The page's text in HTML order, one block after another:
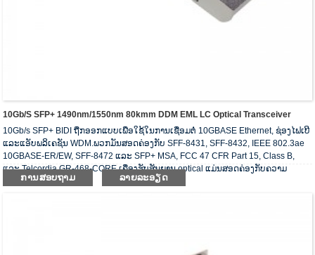
10Gb/s SFP+ 1490nm/1550nm 80kmm DDM EML LC Optical Transceiver
10Gb/s SFP+ BIDI ຖືກອອກແບບເພື່ອໃຊ້ໃນການເຊື່ອມຕໍ່ 10GBASE Ethernet, ຊ່ອງໄຟເບີ
ແລະແອັບພລິເຄຊັນ WDM.ພວກມັນສອດຄ່ອງກັບ SFF-8431, SFF-8432, IEEE 802.3ae
10GBASE-ER/EW, SFF-8472 ແລະ SFP+ MSA, FCC 47 CFR Part 15, Class B,
ແລະ Telcordia GR-468-CORE.ເຄື່ອງຮັບສັນຍານ optical ແມ່ນສອດຄ່ອງກັບຄວາມ
ຕ້ອງການຂອງ RoHS.
ການສອບຖາມ ລາຍລະອຽດ